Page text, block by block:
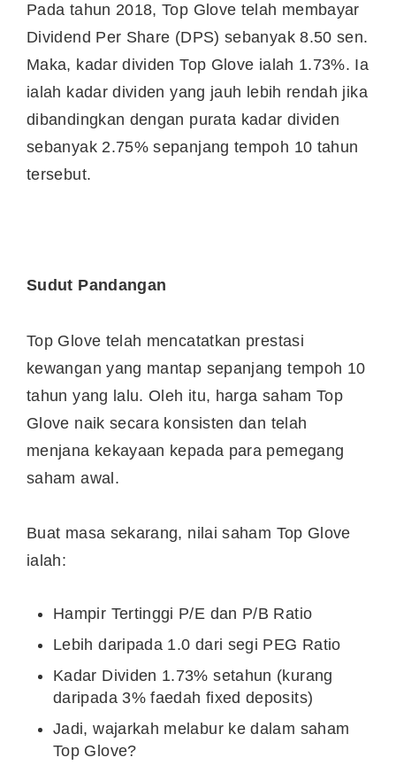
Pada tahun 2018, Top Glove telah membayar
Dividend Per Share (DPS) sebanyak 8.50 sen.
Maka, kadar dividen Top Glove ialah 1.73%. Ia
ialah kadar dividen yang jauh lebih rendah jika
dibandingkan dengan purata kadar dividen
sebanyak 2.75% sepanjang tempoh 10 tahun
tersebut.
Sudut Pandangan
Top Glove telah mencatatkan prestasi
kewangan yang mantap sepanjang tempoh 10
tahun yang lalu. Oleh itu, harga saham Top
Glove naik secara konsisten dan telah
menjana kekayaan kepada para pemegang
saham awal.
Buat masa sekarang, nilai saham Top Glove
ialah:
Hampir Tertinggi P/E dan P/B Ratio
Lebih daripada 1.0 dari segi PEG Ratio
Kadar Dividen 1.73% setahun (kurang
daripada 3% faedah fixed deposits)
Jadi, wajarkah melabur ke dalam saham
Top Glove?